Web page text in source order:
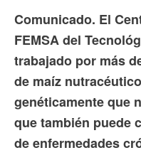
Comunicado. El
FEMSA del
trabajado por más
de maíz
genéticamente que
que también puede
de enfermedades